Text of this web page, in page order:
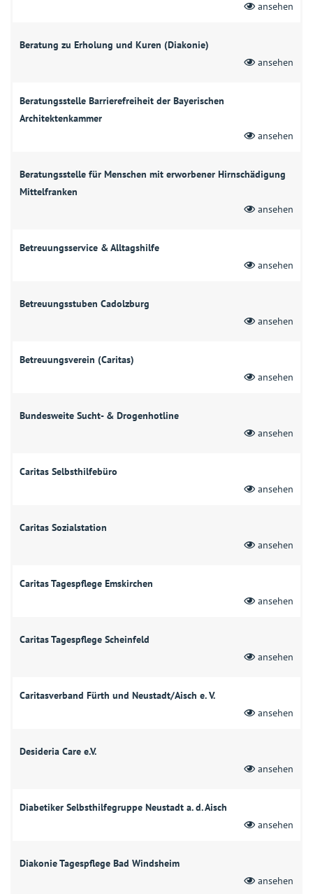
ansehen
Beratung zu Erholung und Kuren (Diakonie)
ansehen
Beratungsstelle Barrierefreiheit der Bayerischen
Architektenkammer
ansehen
Beratungsstelle für Menschen mit erworbener Hirnschädigung
Mittelfranken
ansehen
Betreuungsservice & Alltagshilfe
ansehen
Betreuungsstuben Cadolzburg
ansehen
Betreuungsverein (Caritas)
ansehen
Bundesweite Sucht- & Drogenhotline
ansehen
Caritas Selbsthilfebüro
ansehen
Caritas Sozialstation
ansehen
Caritas Tagespflege Emskirchen
ansehen
Caritas Tagespflege Scheinfeld
ansehen
Caritasverband Fürth und Neustadt/Aisch e. V.
ansehen
Desideria Care e.V.
ansehen
Diabetiker Selbsthilfegruppe Neustadt a. d. Aisch
ansehen
Diakonie Tagespflege Bad Windsheim
ansehen